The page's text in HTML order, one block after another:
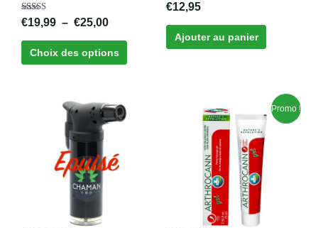
Note
5.00
€19,99 – €25,00
Choix des options
du
produit
€12,95
Ajouter au panier
Promo !
prix
initial
était :
€18,40.
prix
actuel
est :
€13,50.